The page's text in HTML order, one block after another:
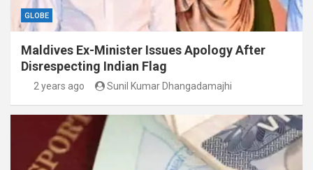
GLOBE
Maldives Ex-Minister Issues Apology After
Disrespecting Indian Flag
2 years ago Sunil Kumar Dhangadamajhi